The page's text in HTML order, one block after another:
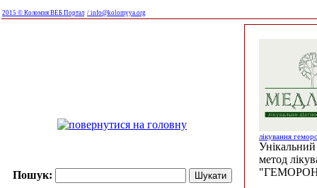
2015 © Коломия ВЕБ Портал / info@kolomyya.org
Пошук:
лікування
Унікальний
метод